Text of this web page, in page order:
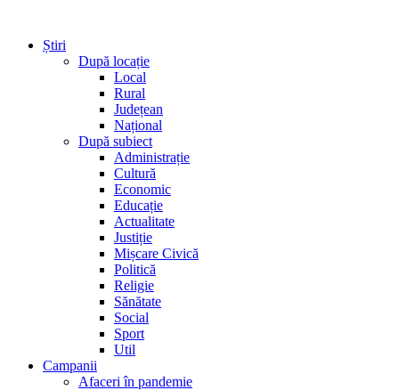
Știri
După locație
Local
Rural
Județean
Național
După subiect
Administrație
Cultură
Economic
Educație
Actualitate
Justiție
Mișcare Civică
Politică
Religie
Sănătate
Social
Sport
Util
Campanii
Afaceri în pandemie